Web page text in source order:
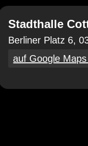
Stadthalle
Berliner Platz 6,
auf Google